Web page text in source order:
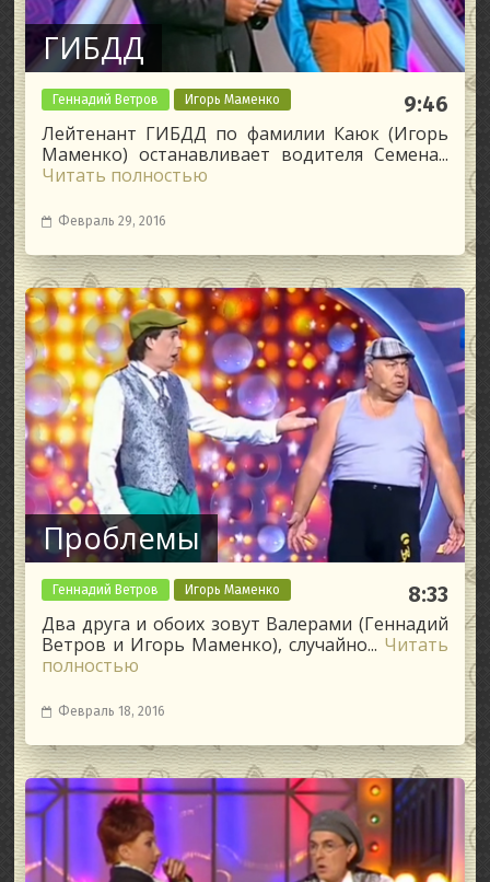
ГИБДД
Геннадий Ветров Игорь Маменко 9:46
Лейтенант ГИБДД по фамилии Каюк (Игорь
Маменко) останавливает водителя Семена...
Читать полностью
Февраль 29, 2016
Проблемы
Геннадий Ветров Игорь Маменко 8:33
Два друга и обоих зовут Валерами (Геннадий
Ветров и Игорь Маменко), случайно... Читать
полностью
Февраль 18, 2016